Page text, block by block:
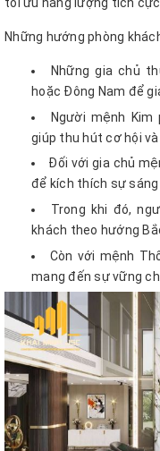
tối ưu năng lượng tích
Những hướng phòng
Những gia chủ
hoặc Đông Nam để
Người mệnh
giúp thu hút cơ hội và
Đối với gia chủ
để kích thích sự
Trong khi đó,
khách theo hướng
Còn với mệnh
mang đến sự vững